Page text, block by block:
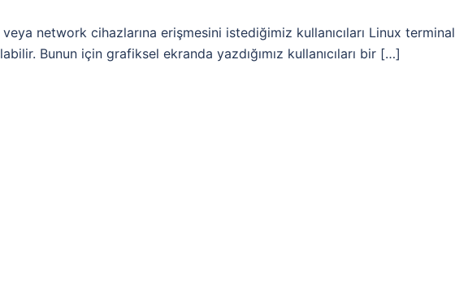
network cihazlarına erişmesini istediğimiz kullanıcıları Linux terminal
Bunun için grafiksel ekranda yazdığımız kullanıcıları bir […]